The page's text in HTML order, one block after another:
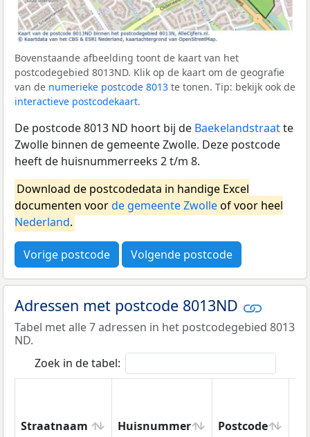
Bovenstaande afbeelding toont de kaart van het
postcodegebied 8013ND. Klik op de kaart om de geografie
van de numerieke postcode 8013 te tonen. Tip: bekijk ook de
interactieve postcodekaart.
De postcode 8013 ND hoort bij de Baekelandstraatte
Zwolle binnen de gemeente Zwolle. Deze postcode
heeft de huisnummerreeks 2 t/m 8.
Download de postcodedata in handige Excel
documenten voorde gemeente Zwolleof voor heel
Nederland.
Vorige postcode Volgende postcode
Adressen met postcode 8013ND
Tabel met alle 7 adressen in het postcodegebied 8013
ND.
Zoek in de tabel:
Straatnaam Huisnummer Postcode